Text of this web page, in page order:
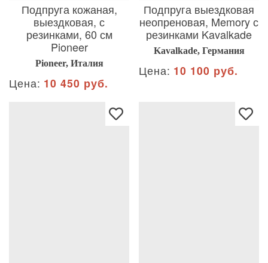
Подпруга кожаная,
выездковая, с
резинками, 60 см
Pioneer
Pioneer, Италия
Цена: 10 450 руб.
Подпруга выездковая
неопреновая, Memory с
резинками Kavalkade
Kavalkade, Германия
Цена: 10 100 руб.